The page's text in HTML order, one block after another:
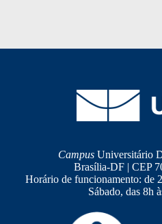
Campus Universitário
Brasília-DF | CEP
Horário de funcionamento: de
Sábado, das 8h